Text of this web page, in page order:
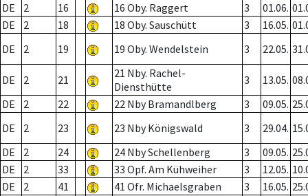
DE
2 16 16 Oby. Raggert 3 01.06.
DE
2 18 18 Oby. Sauschütt 3 16.05.
DE
2 19 19 Oby. Wendelstein 3 22.05.
DE 2 21
21 Nby. Rachel-
Diensthütte
3 13.05.
DE
2 22 22 Nby Bramandlberg 3 09.05.
DE
2 23 23 Nby Königswald 3 29.04.
DE
2 24 24 Nby Schellenberg 3 09.05.
DE
2 33 33 Opf. Am Kühweiher 3 12.05.
DE
2 41 41 Ofr. Michaelsgraben 3 16.05.